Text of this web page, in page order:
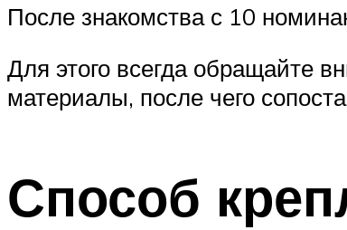
После знакомства с 10
Для этого всегда обращайте
материалы, после чего
Способ